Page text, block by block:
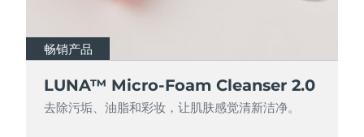
畅销产品
LUNA™ Micro-Foam Cleanser 2.0
去除污垢、油脂和彩妆，让肌肤感觉清新洁净。
畅销产品
LUNA™ Micro-Foam Cleanser 2.0
去除污垢、油脂和彩妆，让肌肤感觉清新洁净。